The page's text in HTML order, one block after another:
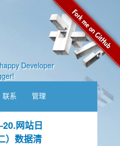
Developer
联系 管理
网站日
）数据清